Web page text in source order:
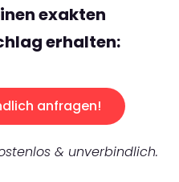
exakten
erhalten:
anfragen!
& unverbindlich.